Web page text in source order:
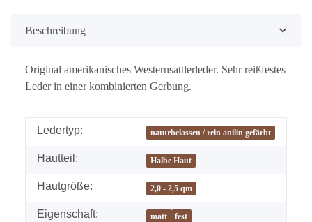
Beschreibung
Original amerikanisches Westernsattlerleder. Sehr reißfestes
Leder in einer kombinierten Gerbung.
Ledertyp: naturbelassen / rein anilin gefärbt
Hautteil: Halbe Haut
Hautgröße: 2,0 - 2,5 qm
Eigenschaft: matt
fest